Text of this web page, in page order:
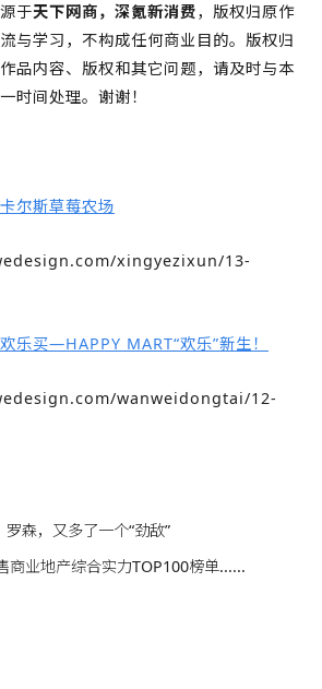
于天下网商，深氪新消费，版权归原作
与学习，不构成任何商业目的。版权归
品内容、版权和其它问题，请及时与本
时间处理。谢谢！
尔斯草莓农场
xingyezixun/13-
乐买—HAPPY MART“欢乐”新生！
wanweidongtai/12-
森，又多了一个“劲敌”
商业地产综合实力TOP100榜单......